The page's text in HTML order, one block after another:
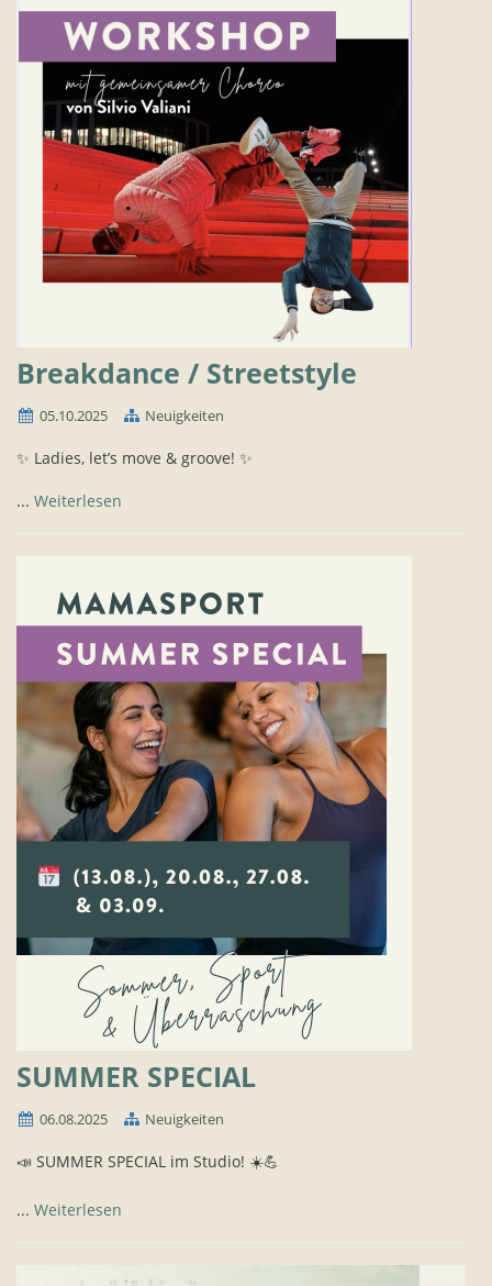
Breakdance / Streetstyle
05.10.2025 Neuigkeiten
✨ Ladies, let’s move & groove! ✨
... Weiterlesen
SUMMER SPECIAL
06.08.2025 Neuigkeiten
📣 SUMMER SPECIAL im Studio! ☀️💪
... Weiterlesen